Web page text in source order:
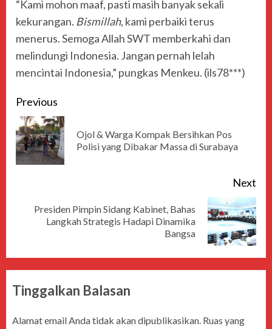
“Kami mohon maaf, pasti masih banyak sekali
kekurangan. Bismillah, kami perbaiki terus
menerus. Semoga Allah SWT memberkahi dan
melindungi Indonesia. Jangan pernah lelah
mencintai Indonesia,” pungkas Menkeu. (ils78***)
Previous
Ojol & Warga Kompak Bersihkan Pos
Polisi yang Dibakar Massa di Surabaya
Next
Presiden Pimpin Sidang Kabinet, Bahas
Langkah Strategis Hadapi Dinamika
Bangsa
Tinggalkan Balasan
Alamat email Anda tidak akan dipublikasikan. Ruas yang